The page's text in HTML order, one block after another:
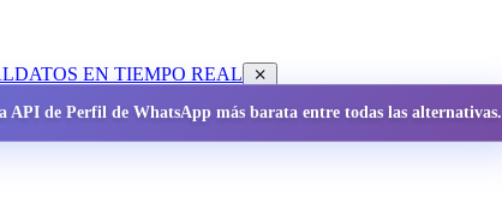
DATOS EN TIEMPO REAL
API de Perfil de WhatsApp más barata entre todas las alternativas.